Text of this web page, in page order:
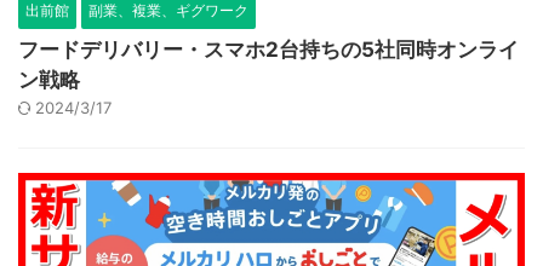
出前館 副業、複業、ギグワーク
フードデリバリー・スマホ2台持ちの5社同時オンライ
ン戦略
2024/3/17